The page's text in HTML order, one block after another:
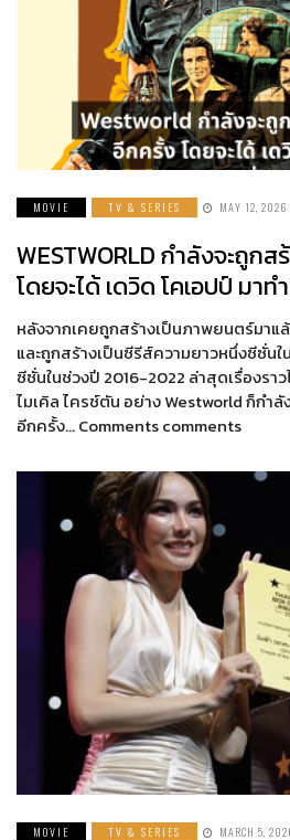
MOVIE TV & SERIES MAY 12, 2026
WESTWORLD กำลังจะถูก
โดยจะได้ เดวิด โคเอปป์ มา
หลังจากเคยถูกสร้างเป็นภาพยนตร์มาแ
และถูกสร้างเป็นซีรีส์ความยาวหนึ่งซีซั่น
ซีซั่นในช่วงปี 2016-2022 ล่าสุดเรื่องรา
ไมเคิล ไครช์ตัน อย่าง Westworld ก็กำ
อีกครั้ง… Comments comments
MOVIE TV & SERIES MARCH 5,